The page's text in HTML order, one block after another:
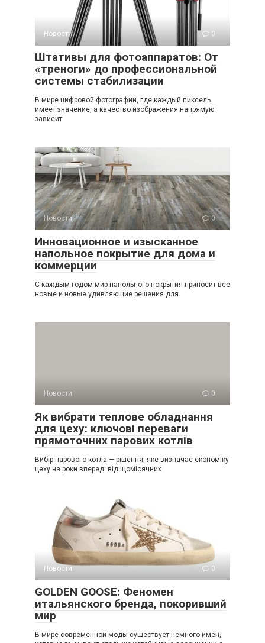
Новости 0
Штативы для фотоаппаратов: От
«треноги» до профессиональной
системы стабилизации
В мире цифровой фотографии, где каждый пиксель
имеет значение, а качество изображения напрямую
зависит
Новости 0
Инновационное и изысканное
напольное покрытие для дома и
коммерции
С каждым годом мир напольного покрытия приносит все
новые и новые удивляющие решения для
Новости 0
Як вибрати теплове обладнання
для цеху: ключові переваги
прямоточних парових котлів
Вибір парового котла — рішення, яке визначає економіку
цеху на роки вперед: від щомісячних
Новости 0
GOLDEN GOOSE: Феномен
итальянского бренда, покоривший
мир
В мире современной моды существует немного имен,